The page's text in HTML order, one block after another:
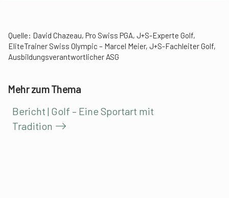
Quelle: David Chazeau, Pro Swiss PGA, J+S-Experte Golf,
EliteTrainer Swiss Olympic – Marcel Meier, J+S-Fachleiter Golf,
Ausbildungsverantwortlicher ASG
Mehr zum Thema
Bericht | Golf – Eine Sportart mit
Tradition